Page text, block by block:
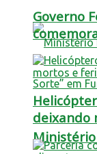
Ministério
Governo
deixando